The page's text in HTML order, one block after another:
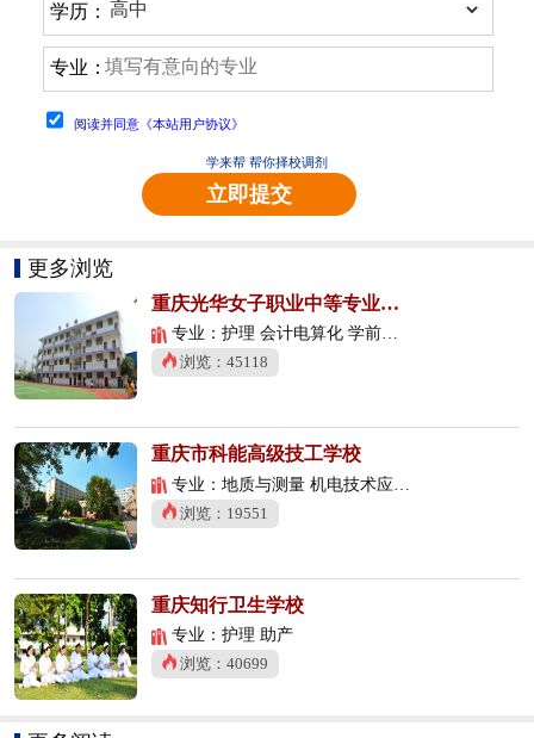
学历：
专业：
阅读并同意《本站用户协议》
学来帮 帮你择校调剂
立即提交
更多浏览
重庆光华女子职业中等专业学校
专业：护理 会计电算化 学前教育
浏览：45118
重庆市科能高级技工学校
专业：地质与测量 机电技术应用 数控技术应用
浏览：19551
重庆知行卫生学校
专业：护理 助产
浏览：40699